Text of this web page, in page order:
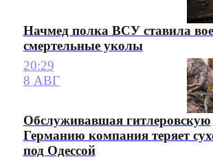
Начмед полка ВСУ ставила
смертельные уколы
20:29
8 АВГ
Обслуживавшая гитлеровскую
Германию компания теряет
под Одессой